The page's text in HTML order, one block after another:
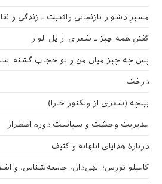
مسیرِ دشوار بازنمایی واقعیت ـ زندگی و
گفتنِ همه چیز ـ شعری از پل الوار
پس چه چیز میان من و تو حجاب گشته
درخت
بیلچه (شعری از ویکتور خارا)
مدیریت وحشت و سیاست دوره اضطرار
دربارهٔ هدایای ابلهانه و کثیف
کامیلو تورِس؛ الهی‌دان، جامعه‌شناس، و